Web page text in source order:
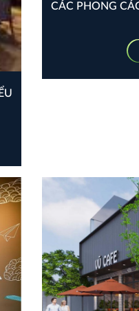
CÁC PHONG